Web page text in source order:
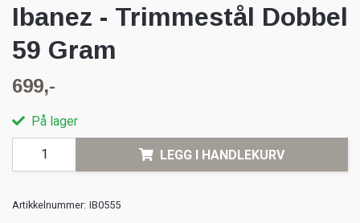
Ibanez - Trimmestål Dobbel
59 Gram
699,-
På lager
LEGG I HANDLEKURV
Artikkelnummer: IB0555